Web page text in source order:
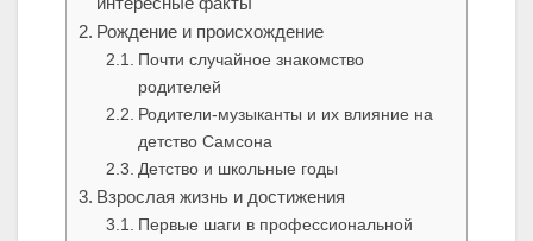
Рождение и происхождение
Почти случайное знакомство
родителей
Родители-музыканты и их влияние на
детство Самсона
Детство и школьные годы
Взрослая жизнь и достижения
Первые шаги в профессиональной